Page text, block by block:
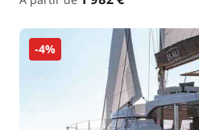
-4%